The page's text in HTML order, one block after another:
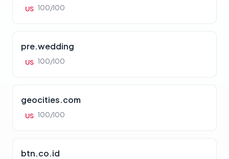
US 100/100
pre.wedding
US 100/100
geocities.com
US 100/100
btn.co.id